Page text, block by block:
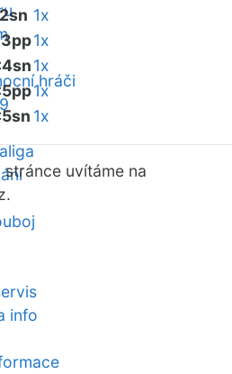
hráči
info
1x
1x
1x
1x
1x
uvítáme na